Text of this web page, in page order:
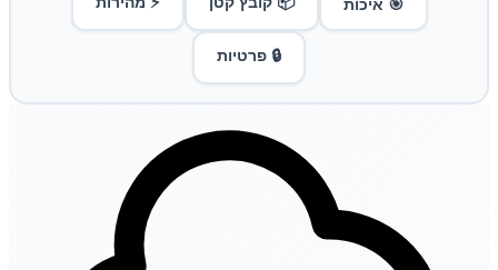
🎯 איכות
🔒 פרטיות